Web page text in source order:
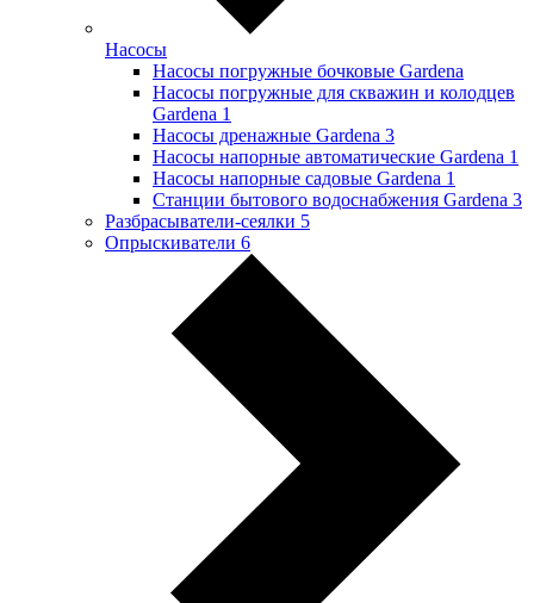
Насосы
Насосы погружные бочковые Gardena
Насосы погружные для скважин и колодцев
Gardena 1
Насосы дренажные Gardena 3
Насосы напорные автоматические Gardena 1
Насосы напорные садовые Gardena 1
Станции бытового водоснабжения Gardena 3
Разбрасыватели-сеялки 5
Опрыскиватели 6